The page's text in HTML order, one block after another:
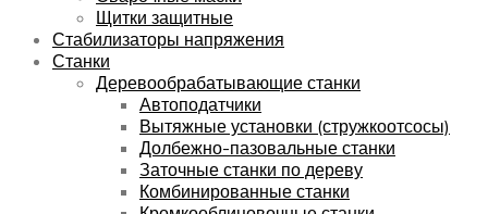
Щитки защитные
Стабилизаторы напряжения
Станки
Деревообрабатывающие станки
Автоподатчики
Вытяжные установки (стружкоотсосы)
Долбежно-пазовальные станки
Заточные станки по дереву
Комбинированные станки